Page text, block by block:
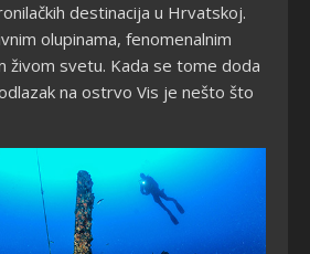
destinacija u Hrvatskoj.
olupinama, fenomenalnim
živom svetu. Kada se tome doda
na ostrvo Vis je nešto što